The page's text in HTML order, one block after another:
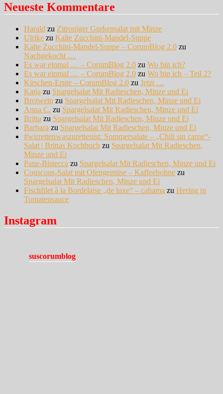
Neueste Kommentare
Harald zu Zitroniger Gurkensalat mit Minze
Ulrike zu Kalte Zucchini-Mandel-Suppe
Kalte Zucchini-Mandel-Suppe – CorumBlog 2.0 zu
Nachgekocht …
Es war einmal … – CorumBlog 2.0 zu Wo bin ich?
Es war einmal … – CorumBlog 2.0 zu Wo bin ich – Teil 2?
Kirschen-Ernte – CorumBlog 2.0 zu Jetzt …
Katja zu Spargelsalat Mit Radieschen, Minze und Ei
Brotwein zu Spargelsalat Mit Radieschen, Minze und Ei
Anna C. zu Spargelsalat Mit Radieschen, Minze und Ei
Britta zu Spargelsalat Mit Radieschen, Minze und Ei
Barbara zu Spargelsalat Mit Radieschen, Minze und Ei
#wirrettenwaszurettenist: Sommersalate – „Chili sin carne“-
Salat | Brittas Kochbuch zu Spargelsalat Mit Radieschen,
Minze und Ei
Pane-Bistecca zu Spargelsalat Mit Radieschen, Minze und Ei
Couscous-Salat mit Ofengemüse – Kaffeebohne zu
Spargelsalat Mit Radieschen, Minze und Ei
Fischfilet à la Bordelaise „de luxe“ – cahama zu Hering in
Tomatensauce
Instagram
suscorumblog